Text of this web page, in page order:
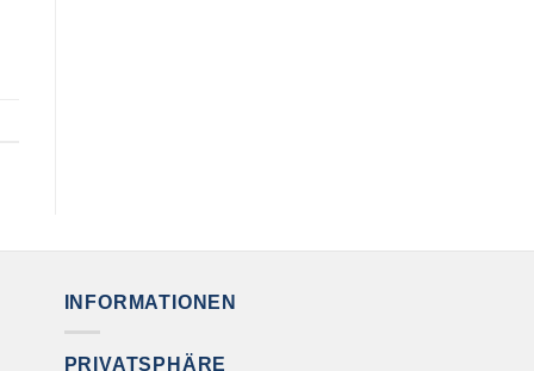
INFORMATIONEN
PRIVATSPHÄRE